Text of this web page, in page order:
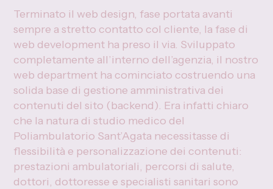
Terminato il web design, fase portata avanti
sempre a stretto contatto col cliente, la fase di
web development ha preso il via. Sviluppato
completamente all’interno dell’agenzia, il nostro
web department ha cominciato costruendo una
solida base di gestione amministrativa dei
contenuti del sito (backend). Era infatti chiaro
che la natura di studio medico del
Poliambulatorio Sant’Agata necessitasse di
flessibilità e personalizzazione dei contenuti:
prestazioni ambulatoriali, percorsi di salute,
dottori, dottoresse e specialisti sanitari sono